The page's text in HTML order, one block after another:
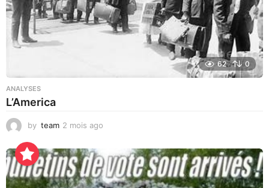
62 0
ANALYSES
L’America
by team 2 mois ago
e
u
r